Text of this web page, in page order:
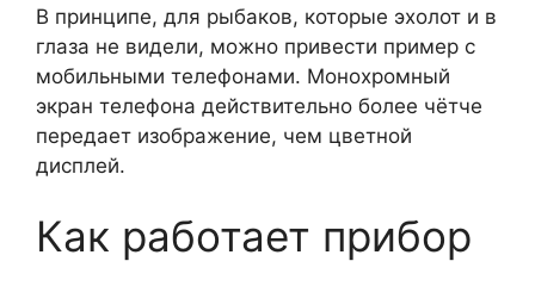
В принципе, для рыбаков, которые эхолот и в
глаза не видели, можно привести пример с
мобильными телефонами. Монохромный
экран телефона действительно более чётче
передает изображение, чем цветной
дисплей.
Как работает прибор